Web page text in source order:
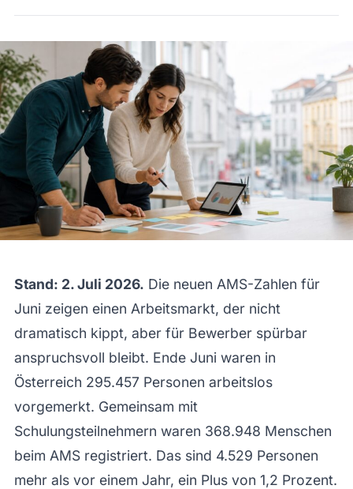
Stand: 2. Juli 2026. Die neuen AMS-Zahlen für
Juni zeigen einen Arbeitsmarkt, der nicht
dramatisch kippt, aber für Bewerber spürbar
anspruchsvoll bleibt. Ende Juni waren in
Österreich 295.457 Personen arbeitslos
vorgemerkt. Gemeinsam mit
Schulungsteilnehmern waren 368.948 Menschen
beim AMS registriert. Das sind 4.529 Personen
mehr als vor einem Jahr, ein Plus von 1,2 Prozent.